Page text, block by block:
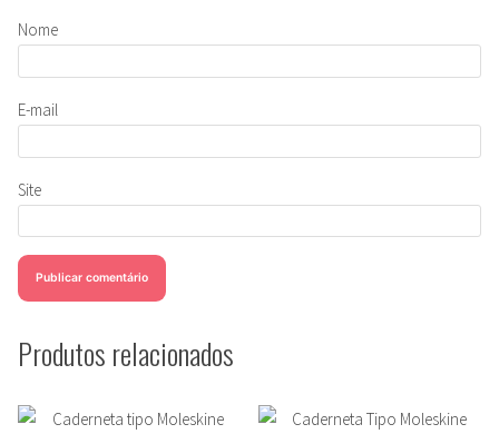
Nome
E-mail
Site
Produtos relacionados